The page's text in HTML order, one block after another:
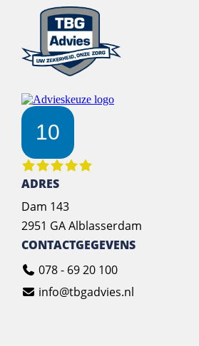
10
ADRES
Dam 143
2951 GA Alblasserdam
CONTACTGEGEVENS
078 - 69 20 100
info@tbgadvies.nl